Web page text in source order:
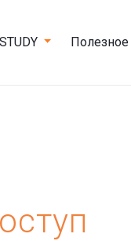
Полезное